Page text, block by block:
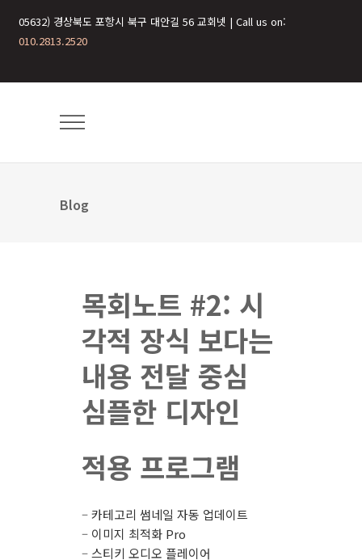
05632) 경상북도 포항시 북구 대안길 56 교회넷 | Call us on:
010.2813.2520
Blog
목회노트 #2: 시
각적 장식 보다는
내용 전달 중심
심플한 디자인
적용 프로그램
–카테고리 썸네일 자동 업데이트
– 이미지 최적화 Pro
–스티키 오디오 플레이어